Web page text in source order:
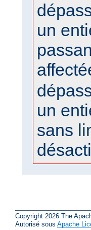
un
un
sans
Copyright 2026 The
Autorisé sous Apache